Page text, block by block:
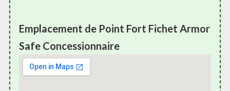
Emplacement de Point Fort Fichet Armor
Safe Concessionnaire